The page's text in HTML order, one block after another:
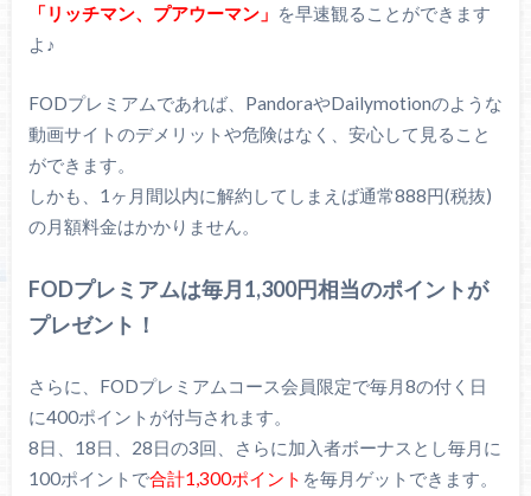
「リッチマン、プアウーマン」 を早速観ることができます
よ♪
FODプレミアムであれば、PandoraやDailymotionのような
動画サイトのデメリットや危険はなく、安心して見ること
ができます。
しかも、1ヶ月間以内に解約してしまえば通常888円(税抜)
の月額料金はかかりません。
FODプレミアムは毎月1,300円相当のポイントが
プレゼント！
さらに、FODプレミアムコース会員限定で毎月8の付く日
に400ポイントが付与されます。
8日、18日、28日の3回、さらに加入者ボーナスとし毎月に
100ポイントで合計1,300ポイント を毎月ゲットできます。